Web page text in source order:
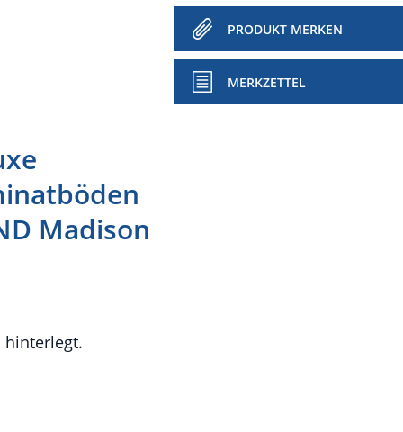
PRODUKT MERKEN
MERKZETTEL
Madison
hinterlegt.